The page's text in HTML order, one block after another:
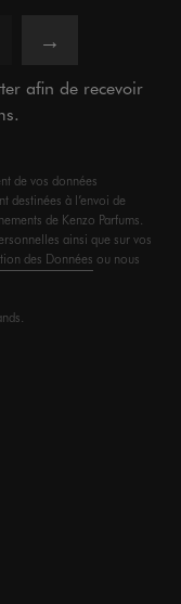
→
afin de recevoir
de vos données
destinées à l’envoi de
de Kenzo Parfums.
ainsi que sur vos
des Données ou nous